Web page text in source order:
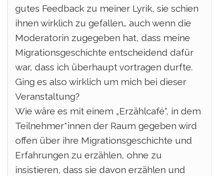
gutes Feedback zu meiner Lyrik, sie schien
ihnen wirklich zu gefallen… auch wenn die
Moderatorin zugegeben hat, dass meine
Migrationsgeschichte entscheidend dafür
war, dass ich überhaupt vortragen durfte.
Ging es also wirklich um mich bei dieser
Veranstaltung?
Wie wäre es mit einem „Erzählcafé“, in dem
Teilnehmer*innen der Raum gegeben wird
offen über ihre Migrationsgeschichte und
Erfahrungen zu erzählen, ohne zu
insistieren, dass sie davon erzählen und